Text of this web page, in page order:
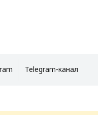
Telegram-канал